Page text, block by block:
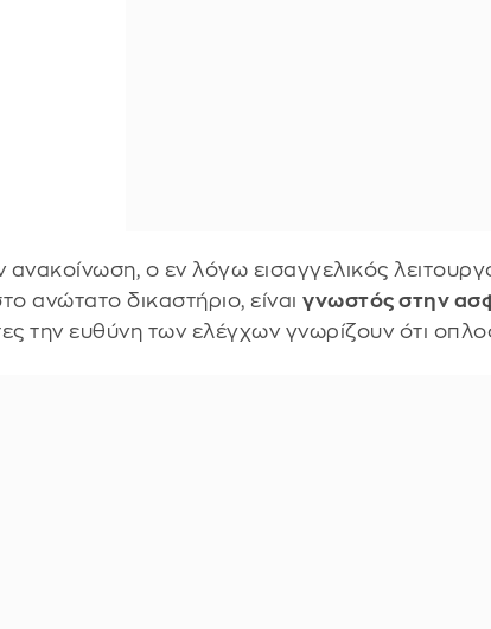
ο εν λόγω εισαγγελικός
ανώτατο δικαστήριο, είναιγνωστός στην
την ευθύνη των ελέγχων γνωρίζουν ότι